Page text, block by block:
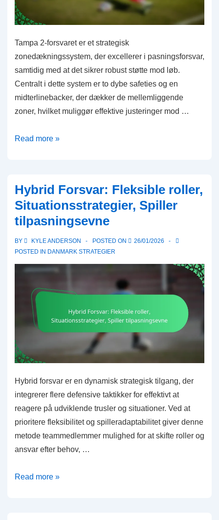
fodbold
Tampa 2-forsvaret er et strategisk
zonedækningssystem, der excellerer i pasningsforsvar,
samtidig med at det sikrer robust støtte mod løb.
Centralt i dette system er to dybe safeties og en
midterlinebacker, der dækker de mellemliggende
zoner, hvilket muliggør effektive justeringer mod …
Tampa
dækning,
Safety
positionering,
justeringer
Read more »
Hybrid Forsvar: Fleksible roller,
Situationsstrategier, Spiller
tilpasningsevne
BY KYLE ANDERSON POSTED ON
26/01/2026
POSTED IN DANMARK STRATEGIER
Hybrid forsvar er en dynamisk strategisk tilgang, der
integrerer flere defensive taktikker for effektivt at
reagere på udviklende trusler og situationer. Ved at
prioritere fleksibilitet og spilleradaptabilitet giver denne
metode teammedlemmer mulighed for at skifte roller og
ansvar efter behov, …
Hybrid
Read more »